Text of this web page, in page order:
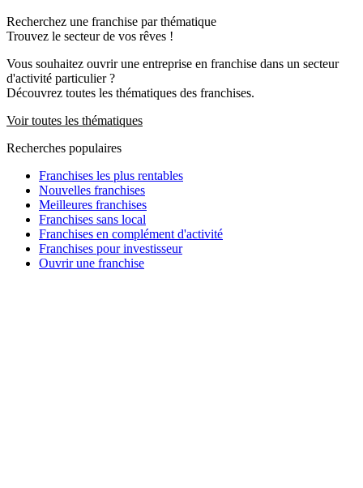
Recherchez une franchise par thématique
Trouvez le secteur de vos rêves !
Vous souhaitez ouvrir une entreprise en franchise dans un secteur
d'activité particulier ?
Découvrez toutes les thématiques des franchises.
Voir toutes les thématiques
Recherches populaires
Franchises les plus rentables
Nouvelles franchises
Meilleures franchises
Franchises sans local
Franchises en complément d'activité
Franchises pour investisseur
Ouvrir une franchise